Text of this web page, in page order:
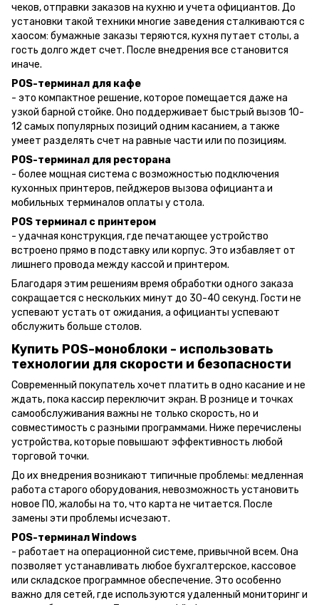
чеков, отправки заказов на кухню и учета официантов. До
установки такой техники многие заведения сталкиваются с
хаосом: бумажные заказы теряются, кухня путает столы, а
гость долго ждет счет. После внедрения все становится
иначе.
POS-терминал для кафе
- это компактное решение, которое помещается даже на
узкой барной стойке. Оно поддерживает быстрый вызов 10-
12 самых популярных позиций одним касанием, а также
умеет разделять счет на равные части или по позициям.
POS-терминал для ресторана
- более мощная система с возможностью подключения
кухонных принтеров, пейджеров вызова официанта и
мобильных терминалов оплаты у стола.
POS терминал с принтером
- удачная конструкция, где печатающее устройство
встроено прямо в подставку или корпус. Это избавляет от
лишнего провода между кассой и принтером.
Благодаря этим решениям время обработки одного заказа
сокращается с нескольких минут до 30-40 секунд. Гости не
успевают устать от ожидания, а официанты успевают
обслужить больше столов.
Купить POS-моноблоки - использовать
технологии для скорости и безопасности
Современный покупатель хочет платить в одно касание и не
ждать, пока кассир переключит экран. В рознице и точках
самообслуживания важны не только скорость, но и
совместимость с разными программами. Ниже перечислены
устройства, которые повышают эффективность любой
торговой точки.
До их внедрения возникают типичные проблемы: медленная
работа старого оборудования, невозможность установить
новое ПО, жалобы на то, что карта не читается. После
замены эти проблемы исчезают.
POS-терминал Windows
- работает на операционной системе, привычной всем. Она
позволяет устанавливать любое бухгалтерское, кассовое
или складское программное обеспечение. Это особенно
важно для сетей, где используются удаленный мониторинг и